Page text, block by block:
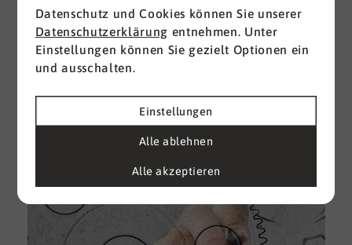
Datenschutz und Cookies können Sie unserer
Datenschutzerklärung entnehmen. Unter
Einstellungen können Sie gezielt Optionen ein
und ausschalten.
Einstellungen
Alle ablehnen
Alle akzeptieren